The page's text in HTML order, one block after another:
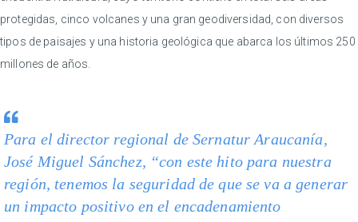
protegidas, cinco volcanes y una gran geodiversidad, con diversos
tipos de paisajes y una historia geológica que abarca los últimos 250
millones de años.
Para el director regional de Sernatur Araucanía,
José Miguel Sánchez, “con este hito para nuestra
región, tenemos la seguridad de que se va a generar
un impacto positivo en el encadenamiento